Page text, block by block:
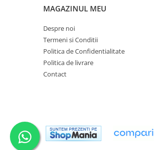
MAGAZINUL MEU
Despre noi
Termeni si Conditii
Politica de Confidentialitate
Politica de livrare
Contact